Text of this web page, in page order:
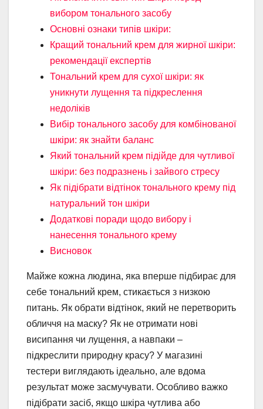
вибором тонального засобу
Основні ознаки типів шкіри:
Кращий тональний крем для жирної шкіри:
рекомендації експертів
Тональний крем для сухої шкіри: як
уникнути лущення та підкреслення
недоліків
Вибір тонального засобу для комбінованої
шкіри: як знайти баланс
Який тональний крем підійде для чутливої
шкіри: без подразнень і зайвого стресу
Як підібрати відтінок тонального крему під
натуральний тон шкіри
Додаткові поради щодо вибору і
нанесення тонального крему
Висновок
Майже кожна людина, яка вперше підбирає для
себе тональний крем, стикається з низкою
питань. Як обрати відтінок, який не перетворить
обличчя на маску? Як не отримати нові
висипання чи лущення, а навпаки –
підкреслити природну красу? У магазині
тестери виглядають ідеально, але вдома
результат може засмучувати. Особливо важко
підібрати засіб, якщо шкіра чутлива або